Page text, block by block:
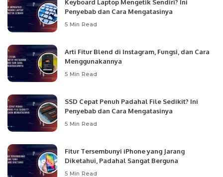
Keyboard Laptop Mengetik Sendiri? Ini
Penyebab dan Cara Mengatasinya
5 Min Read
Arti Fitur Blend di Instagram, Fungsi, dan Cara
Menggunakannya
5 Min Read
SSD Cepat Penuh Padahal File Sedikit? Ini
Penyebab dan Cara Mengatasinya
5 Min Read
Fitur Tersembunyi iPhone yang Jarang
Diketahui, Padahal Sangat Berguna
5 Min Read